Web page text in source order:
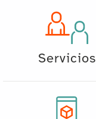
Servicios